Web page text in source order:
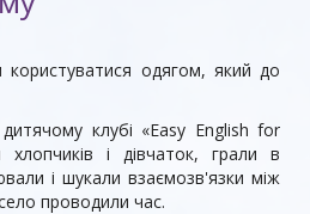
одягом, який до
клубі «Easy English for
і дівчаток, грали в
і шукали взаємозв'язки між
проводили час.